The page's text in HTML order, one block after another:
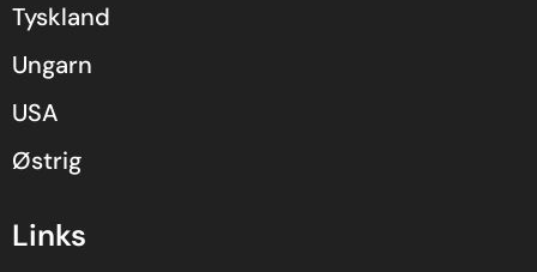
Tyskland
Ungarn
USA
Østrig
Links